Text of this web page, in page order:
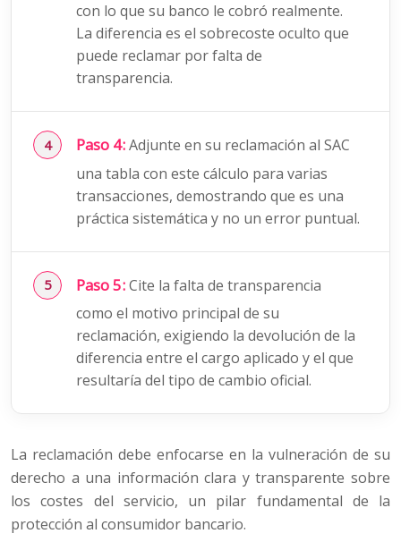
con lo que su banco le cobró realmente.
La diferencia es el sobrecoste oculto que
puede reclamar por falta de
transparencia.
Paso 4:Adjunte en su reclamación al SAC
una tabla con este cálculo para varias
transacciones, demostrando que es una
práctica sistemática y no un error puntual.
Paso 5:Cite la falta de transparencia
como el motivo principal de su
reclamación, exigiendo la devolución de la
diferencia entre el cargo aplicado y el que
resultaría del tipo de cambio oficial.
La reclamación debe enfocarse en la vulneración de su
derecho a una información clara y transparente sobre
los costes del servicio, un pilar fundamental de la
protección al consumidor bancario.